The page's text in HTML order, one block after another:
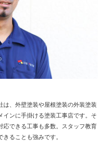
、外壁塗装や屋根塗装の外装塗装
ンに手掛ける塗装工事店です。そ
応できる工事も多数。スタッフ教育
ることも強みです。